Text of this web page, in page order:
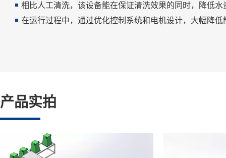
相比人工清洗，该设备能在保证清洗效果的同时，降低水
在运行过程中，通过优化控制系统和电机设计，大幅降低
产品实拍